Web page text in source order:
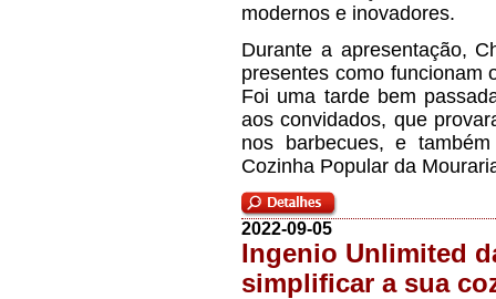
modernos e inovadores.
Durante a apresentação,
presentes como funcionam
Foi uma tarde bem
aos convidados, que
nos barbecues, e
Cozinha Popular da
2022-09-05
Ingenio Unlimited
simplificar a sua